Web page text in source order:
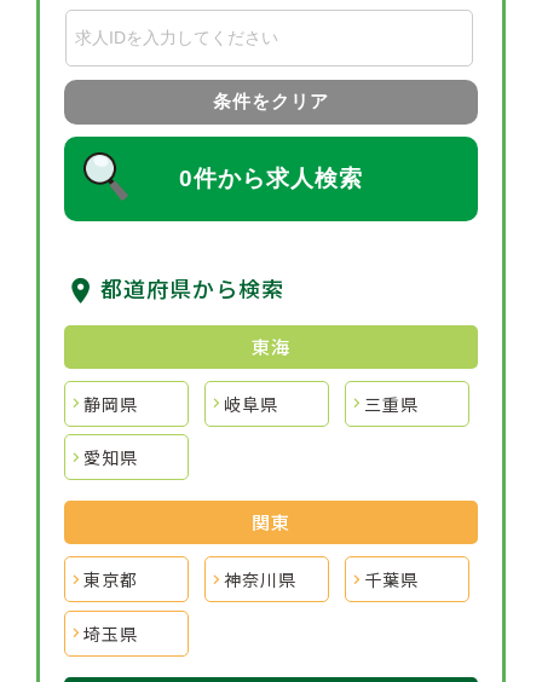
条件をクリア
0件から求人検索
都道府県から検索
東海
静岡県 岐阜県 三重県
愛知県
関東
東京都 神奈川県 千葉県
埼玉県